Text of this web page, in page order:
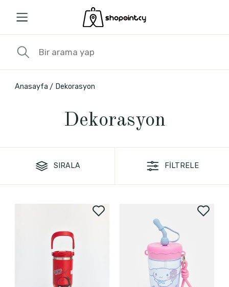
Anasayfa Dekorasyon
Dekorasyon
SIRALA FİLTRELE